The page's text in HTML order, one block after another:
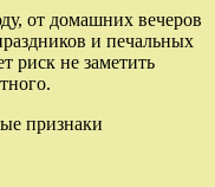
от домашних вечеров
и печальных
риск не заметить
признаки